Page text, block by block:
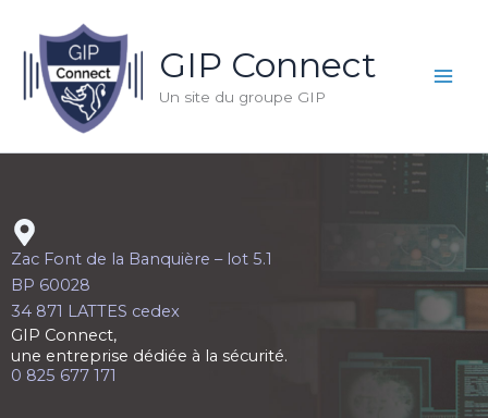
contenu
GIP Connect
Un site du groupe GIP
Zac Font de la Banquière – lot 5.1
BP 60028
34 871 LATTES cedex
GIP Connect,
une entreprise dédiée à la sécurité.
0 825 677 171